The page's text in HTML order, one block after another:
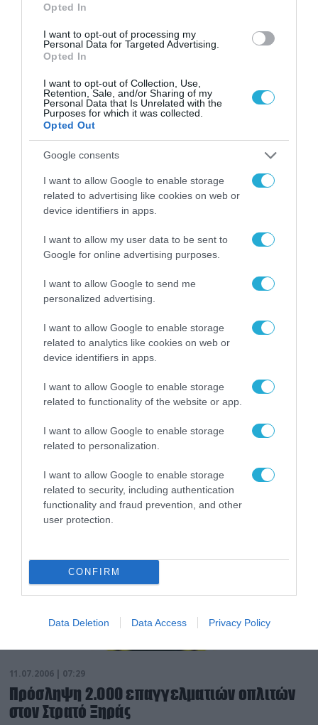
Opted In
I want to opt-out of processing my
Personal Data for Targeted Advertising.
Opted In
I want to opt-out of Collection, Use,
Retention, Sale, and/or Sharing of my
Personal Data that Is Unrelated with the
Purposes for which it was collected.
Opted Out
Google consents
I want to allow Google to enable storage
related to advertising like cookies on web or
device identifiers in apps.
I want to allow my user data to be sent to
Google for online advertising purposes.
I want to allow Google to send me
personalized advertising.
I want to allow Google to enable storage
related to analytics like cookies on web or
device identifiers in apps.
I want to allow Google to enable storage
related to functionality of the website or app.
I want to allow Google to enable storage
related to personalization.
I want to allow Google to enable storage
related to security, including authentication
functionality and fraud prevention, and other
user protection.
CONFIRM
Data Deletion Data Access Privacy Policy
11.09.2006 | 06:00
Διευκρινήσεις από το ΓΕΣ για τους ΕΠΟΠ
Το Γενικό Επιτελείο Στρατού (ΓΕΣ) με αφορμή
δημοσιεύματα στον ημερήσιο τύπο σχετικά με τον
πρόσφατο διαγωνισμό των Επαγγελματιών οπλιτών
(ΕΠ.ΟΠ), εξέδωσε σχετική ανακοίνωση.
Το Leopard 2HEL παρουσιάζεται στη
Tο νέο άρμα μάχης του Ελληνικού Στρατού Leopard
2HEL, που παράγεται στην Ελλάδα στo πλαίσιο
σύμβασης με τη γερμανική KMW, θα παρουσιάσει η
Ελληνική Βιομηχανία Οχημάτων (ΕΛΒΟ) στη Διεθνή
11.07.2006 | 07:29
Πρόσληψη 2.000 επαγγελματιών οπλιτών
στον Στρατό Ξηράς